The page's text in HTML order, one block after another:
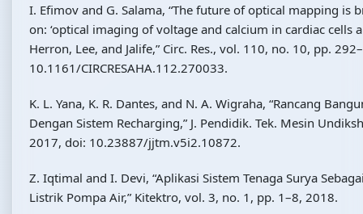
I. Efimov and G. Salama, “The future of optical mapping is
on: ‘optical imaging of voltage and calcium in cardiac cells
Herron, Lee, and Jalife,” Circ. Res., vol. 110, no. 10, pp.
10.1161/CIRCRESAHA.112.270033.
K. L. Yana, K. R. Dantes, and N. A. Wigraha, “Rancang
Dengan Sistem Recharging,” J. Pendidik. Tek. Mesin
2017, doi: 10.23887/jjtm.v5i2.10872.
Z. Iqtimal and I. Devi, “Aplikasi Sistem Tenaga Surya
Listrik Pompa Air,” Kitektro, vol. 3, no. 1, pp. 1–8, 2018.